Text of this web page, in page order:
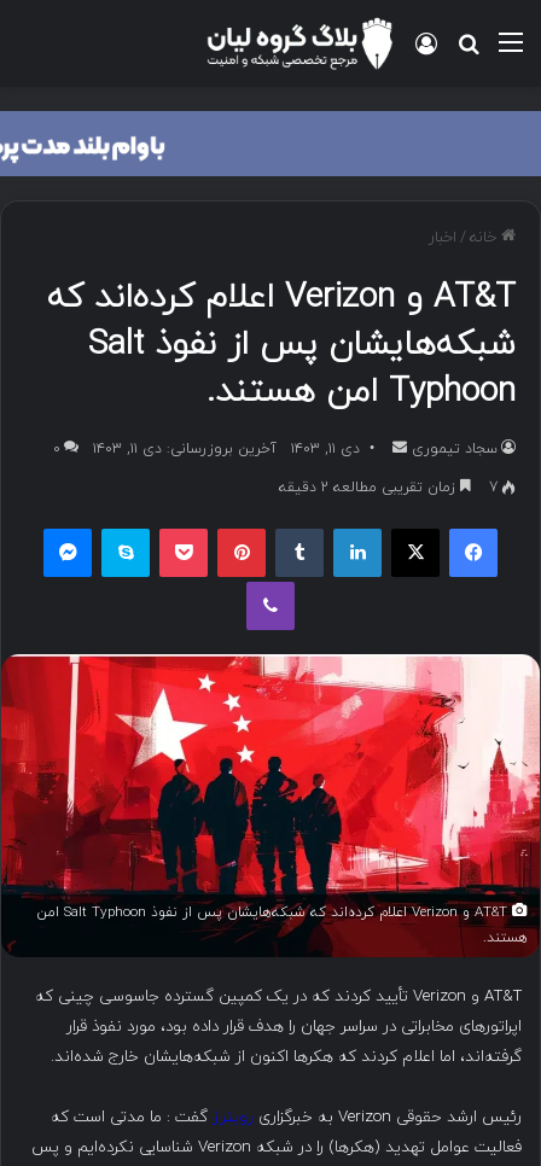
منو جستجو برای
ورود
خانه/ اخبار
AT&T و Verizon اعلام کرده‌اند که
شبکه‌هایشان پس از نفوذ Salt
Typhoon امن هستند.
سجاد تیموری
ا
ا
م
ل
دی ۱۱, ۱۴۰۳ آخرین بروزرسانی: دی ۱۱, ۱۴۰۳
۰
7
زمان تقریبی مطالعه 2 دقیقه
فیسبوک ایکس لینکداین پینتریست پاکت اسکایپ
وایبر
AT&T و Verizon اعلام کرده‌اند که شبکه‌هایشان پس از نفوذ Salt Typhoon امن
هستند.
AT&T و Verizon تأیید کردند که در یک کمپین گسترده جاسوسی چینی که
اپراتورهای مخابراتی در سراسر جهان را هدف قرار داده بود، مورد نفوذ قرار
گرفته‌اند، اما اعلام کردند که هکرها اکنون از شبکه‌هایشان خارج شده‌اند.
رئیس ارشد حقوقی Verizon به خبرگزاری رویترز گفت : ما مدتی است که
فعالیت عوامل تهدید (هکرها) را در شبکه Verizon شناسایی نکرده‌ایم و پس